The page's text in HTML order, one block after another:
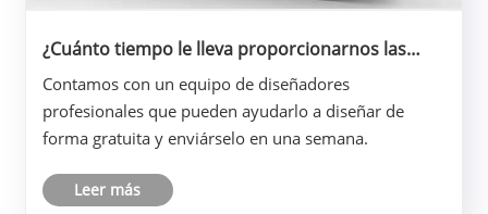
¿Cuánto tiempo le lleva proporcionarnos las
Contamos con un equipo de diseñadores
profesionales que pueden ayudarlo a diseñar de
forma gratuita y enviárselo en una semana.
Leer más